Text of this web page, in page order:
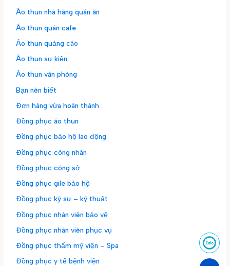
Áo thun nhà hàng quán ăn
Áo thun quán cafe
Áo thun quảng cáo
Áo thun sự kiện
Áo thun văn phòng
Bạn nên biết
Đơn hàng vừa hoàn thành
Đồng phục áo thun
Đồng phục bảo hộ lao động
Đồng phục công nhân
Đồng phục công sở
Đồng phục gile bảo hộ
Đồng phục kỹ sư – kỹ thuật
Đồng phục nhân viên bảo vệ
Đồng phục nhân viên phục vụ
Đồng phục thẩm mỹ viện – Spa
Đồng phục y tế bệnh viện